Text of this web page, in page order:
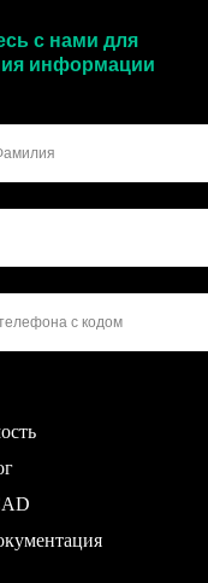
с нами для
информации